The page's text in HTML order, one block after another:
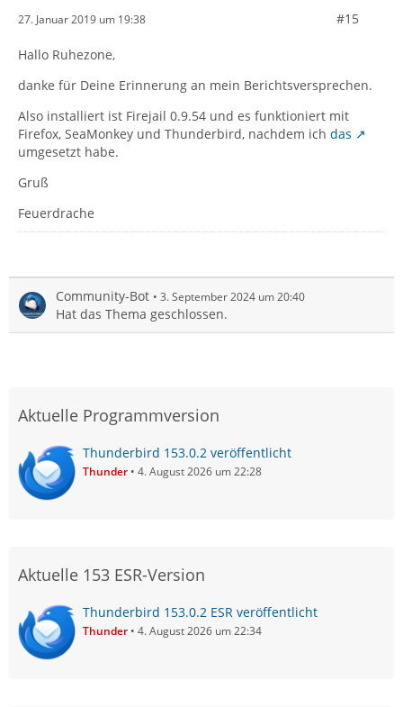
27. Januar 2019 um 19:38 #15
Hallo Ruhezone,
danke für Deine Erinnerung an mein Berichtsversprechen.
Also installiert ist Firejail 0.9.54 und es funktioniert mit
Firefox, SeaMonkey und Thunderbird, nachdem ich das
umgesetzt habe.
Gruß
Feuerdrache
Community-Bot 3. September 2024 um 20:40
Hat das Thema geschlossen.
Aktuelle Programmversion
Thunderbird 153.0.2 veröffentlicht
Thunder 4. August 2026 um 22:28
Aktuelle 153 ESR-Version
Thunderbird 153.0.2 ESR veröffentlicht
Thunder 4. August 2026 um 22:34